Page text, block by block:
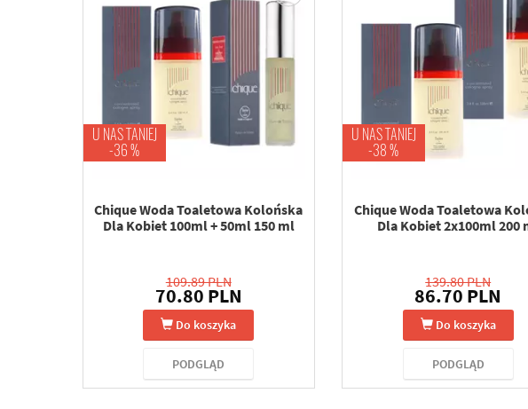
U NAS TANIEJ
-36 %
Chique Woda Toaletowa Kolońska
Dla Kobiet 100ml + 50ml 150 ml
109.89 PLN
70.80 PLN
Do koszyka
PODGLĄD
U NAS TANIEJ
-38 %
Chique Woda Toaletowa
Dla Kobiet 2x100ml 200
139.80 PLN
86.70 PLN
Do koszyka
PODGLĄD